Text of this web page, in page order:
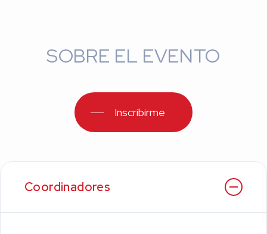
SOBRE EL EVENTO
Inscribirme
Coordinadores